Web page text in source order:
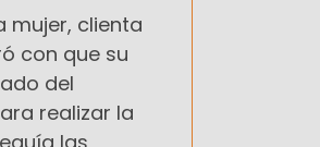
mujer, clienta
con que su
del
realizar la